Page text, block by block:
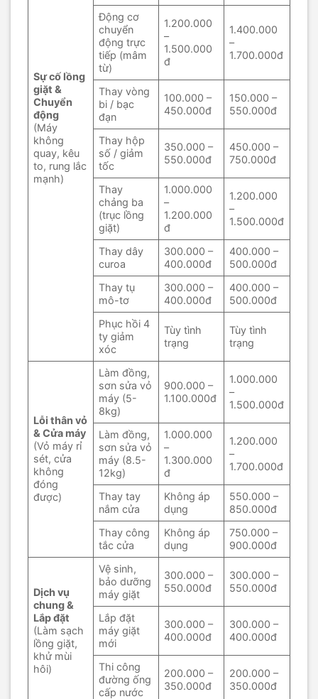
Sự cố lồng
giặt &
Chuyển
động
(Máy
không
quay, kêu
to, rung lắc
mạnh)
Động cơ
chuyển
động trực
tiếp (mâm
từ)
1.200.000
–
1.500.000
đ
1.400.000
–
1.700.000đ
Thay vòng
bi / bạc
đạn
100.000 –
450.000đ
150.000 –
550.000đ
Thay hộp
số / giảm
tốc
350.000 –
550.000đ
450.000 –
750.000đ
Thay
chảng ba
(trục lồng
giặt)
1.000.000
–
1.200.000
đ
1.200.000
–
1.500.000đ
Thay dây
curoa
300.000 –
400.000đ
400.000 –
500.000đ
Thay tụ
mô-tơ
300.000 –
400.000đ
400.000 –
500.000đ
Phục hồi 4
ty giảm
xóc
Tùy tình
trạng
Tùy tình
trạng
Lỗi thân vỏ
& Cửa máy
(Vỏ máy rỉ
sét, cửa
không
đóng
được)
Làm đồng,
sơn sửa vỏ
máy (5-
8kg)
900.000 –
1.100.000đ
1.000.000
–
1.500.000đ
Làm đồng,
sơn sửa vỏ
máy (8.5-
12kg)
1.000.000
–
1.300.000
đ
1.200.000
–
1.700.000đ
Thay tay
nắm cửa
Không áp
dụng
550.000 –
850.000đ
Thay công
tắc cửa
Không áp
dụng
750.000 –
900.000đ
Dịch vụ
chung &
Lắp đặt
(Làm sạch
lồng giặt,
khử mùi
hôi)
Vệ sinh,
bảo dưỡng
máy giặt
300.000 –
550.000đ
300.000 –
550.000đ
Lắp đặt
máy giặt
mới
300.000 –
400.000đ
300.000 –
400.000đ
Thi công
đường ống
cấp nước
200.000 –
350.000đ
200.000 –
350.000đ